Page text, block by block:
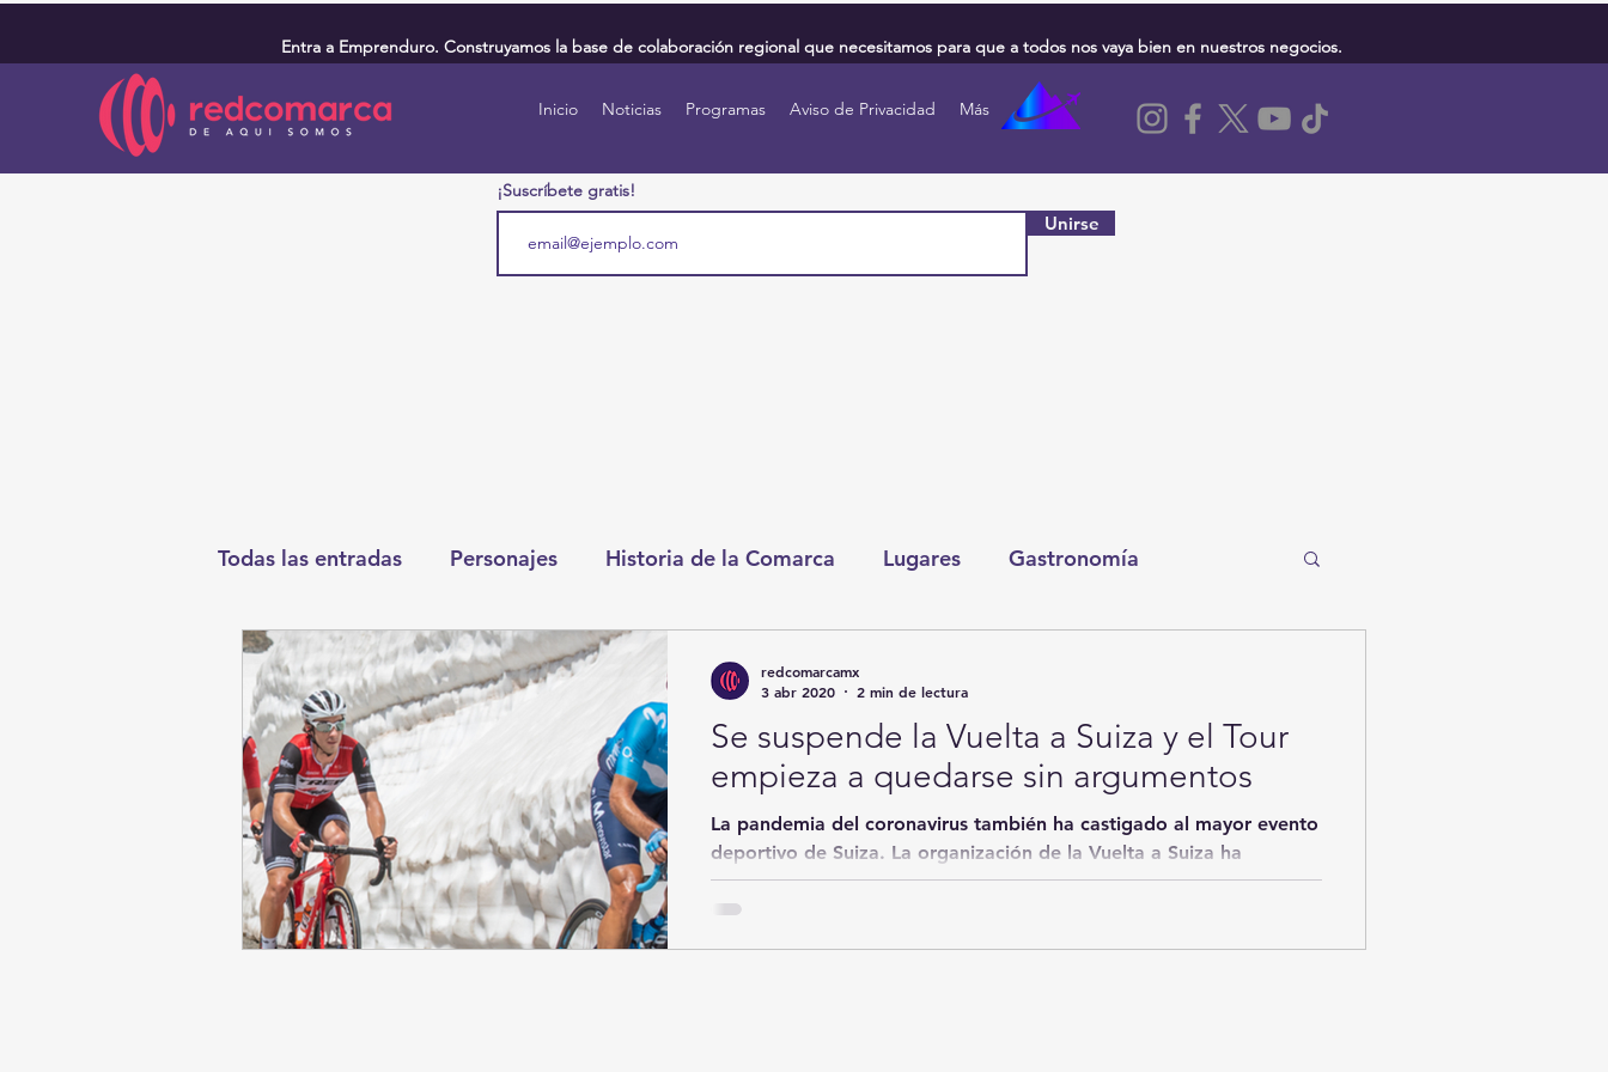
Entra a Emprenduro. Construyamos la base de colaboración regional que necesitamos para que a todos nos vaya bien en nuestros negocios.
Inicio Noticias Programas Aviso de Privacidad Más
¡Suscríbete gratis!
Unirse
Todas las entradas Personajes Historia de la Comarca Lugares Gastronomía
Deportes Salud Entretenimiento
Round Cero CDMX Nacionales Internacionales Tecnología
Chismes Qué Curioso Gómez Palacio Comics Derechairos Fragmentos de la Historia
Durango Titulares en Inicio Coahuila
Se suspende la Vuelta a Suiza y el Tour
empieza a quedarse sin argumentos
La pandemia del coronavirus también ha castigado al mayor evento
deportivo de Suiza. La organización de la Vuelta a Suiza ha
decidido...
redcomarcamx
3 abr 2020
2 min de lectura